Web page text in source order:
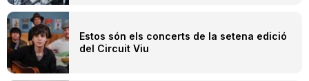
Estos són els concerts de la setena edició
del Circuit Viu